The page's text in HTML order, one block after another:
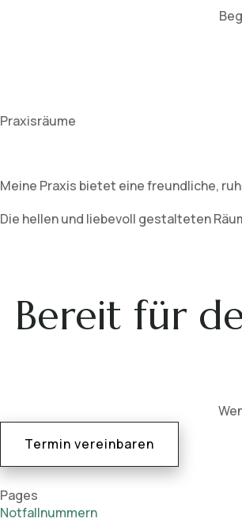
Praxisräume
Meine Praxis bietet eine freundliche,
Die hellen und liebevoll gestalteten
Bereit für
Termin vereinbaren
Pages
Notfallnummern